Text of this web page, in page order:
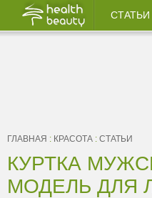
СТАТЬИ
ГЛАВНАЯ : КРАСОТА : СТАТЬИ
КУРТКА
МОДЕЛЬ ДЛЯ